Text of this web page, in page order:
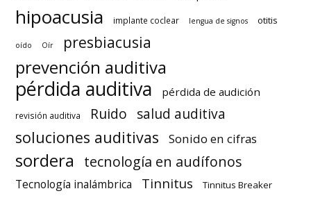
hipoacusia implante coclear lengua de signos otitis
oído Oír presbiacusia
prevención auditiva
pérdida auditiva pérdida de audición
revisión auditiva Ruido salud auditiva
soluciones auditivas Sonido en cifras
sordera tecnología en audífonos
Tecnología inalámbrica Tinnitus Tinnitus Breaker